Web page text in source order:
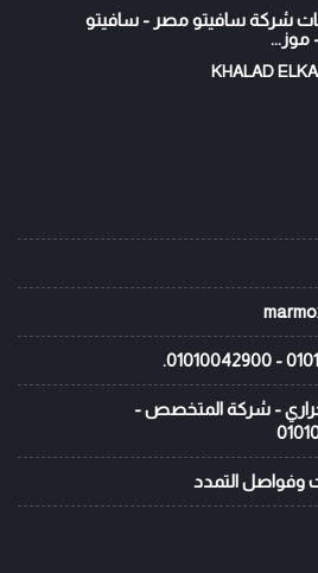
شركة سافيتو مصر - سافيتو
موز...
- شركة المتخصص -
وفواصل التمدد